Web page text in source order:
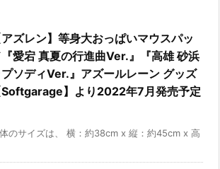
アズレン】等身大おっぱいマウスパッ
『愛宕 真夏の行進曲Ver.』『高雄 砂浜
ソディVer.』アズールレーン グッズ
Softgarage】より2022年7月発売予定
体のサイズは、 横：約38cm x 縦：約45cm x 高